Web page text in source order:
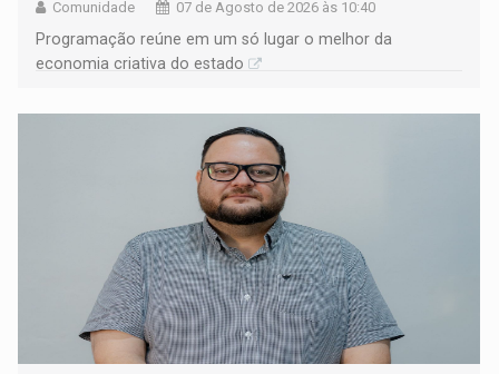
Comunidade 07 de Agosto de 2026 às 10:40
Programação reúne em um só lugar o melhor da
economia criativa do estado